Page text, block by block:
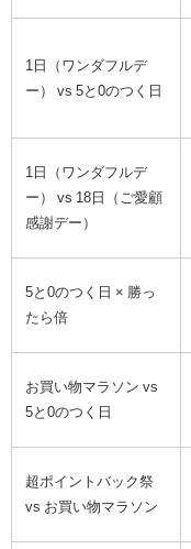
1日（ワンダフルデ
ー） vs 5と0のつく日
1日（ワンダフルデ
ー） vs 18日（ご愛顧
感謝デー）
5と0のつく日 × 勝っ
たら倍
お買い物マラソン vs
5と0のつく日
超ポイントバック祭
vs お買い物マラソン